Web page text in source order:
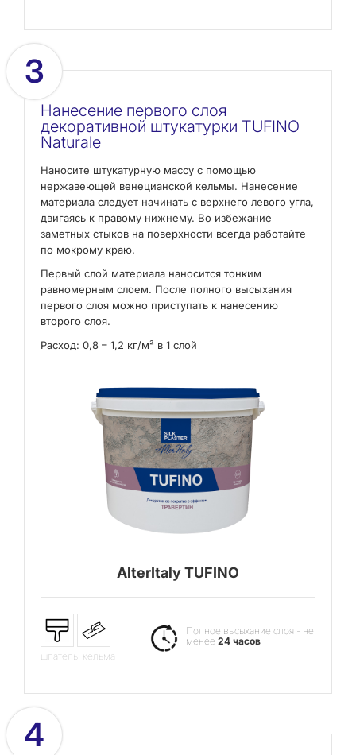
3
Нанесение первого слоя
декоративной штукатурки TUFINO
Naturale
Наносите штукатурную массу с помощью
нержавеющей венецианской кельмы. Нанесение
материала следует начинать с верхнего левого угла,
двигаясь к правому нижнему. Во избежание
заметных стыков на поверхности всегда работайте
по мокрому краю.
Первый слой материала наносится тонким
равномерным слоем. После полного высыхания
первого слоя можно приступать к нанесению
второго слоя.
Расход: 0,8 – 1,2 кг/м² в 1 слой
AlterItaly TUFINO
шпатель, кельма
Полное высыхание слоя - не
менее24 часов
4